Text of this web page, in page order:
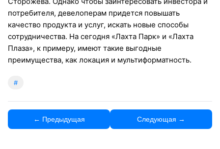
потребителя, девелоперам придется повышать
качество продукта и услуг, искать новые способы
сотрудничества. На сегодня «Лахта Парк» и «Лахта
Плаза», к примеру, имеют такие выгодные
преимущества, как локация и мультиформатность.
#
← Предыдущая Следующая →